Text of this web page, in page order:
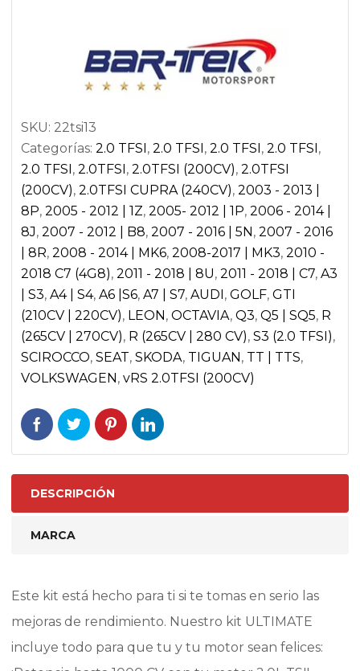
AUDI
A3
8P
|
AUDI
TTS
8J
|
SEAT
LEON
1P
|
OCTAVIA
1Z
VOLKSWAGEN
GOLF
&
R
cantidad
SKU: 22tsi13
Categorías: 2.0 TFSI , 2.0 TFSI , 2.0 TFSI , 2.0 TFSI ,
2.0 TFSI , 2.0TFSI , 2.0TFSI (200CV), 2.0TFSI
(200CV), 2.0TFSI CUPRA (240CV), 2003 - 2013 |
8P, 2005 - 2012 | 1Z, 2005- 2012 | 1P, 2006 - 2014 |
8J, 2007 - 2012 | B8, 2007 - 2016 | 5N , 2007 - 2016
| 8R, 2008 - 2014 | MK6, 2008-2017 | MK3, 2010 -
2018 C7 (4G8), 2011 - 2018 | 8U, 2011 - 2018 | C7, A3
| S3, A4 | S4, A6 |S6, A7 | S7, AUDI , GOLF, GTI
(210CV | 220CV), LEON , OCTAVIA, Q3, Q5 | SQ5, R
(265CV | 270CV), R (265CV | 280 CV), S3 (2.0 TFSI),
SCIROCCO, SEAT, SKODA, TIGUAN , TT | TTS,
VOLKSWAGEN , vRS 2.0TFSI (200CV)
DESCRIPCIÓN
MARCA
Este kit está hecho para ti si te tomas en serio las
mejoras de rendimiento. Nuestro kit ULTIMATE
incluye todo para que tu y tu motor sean felices: